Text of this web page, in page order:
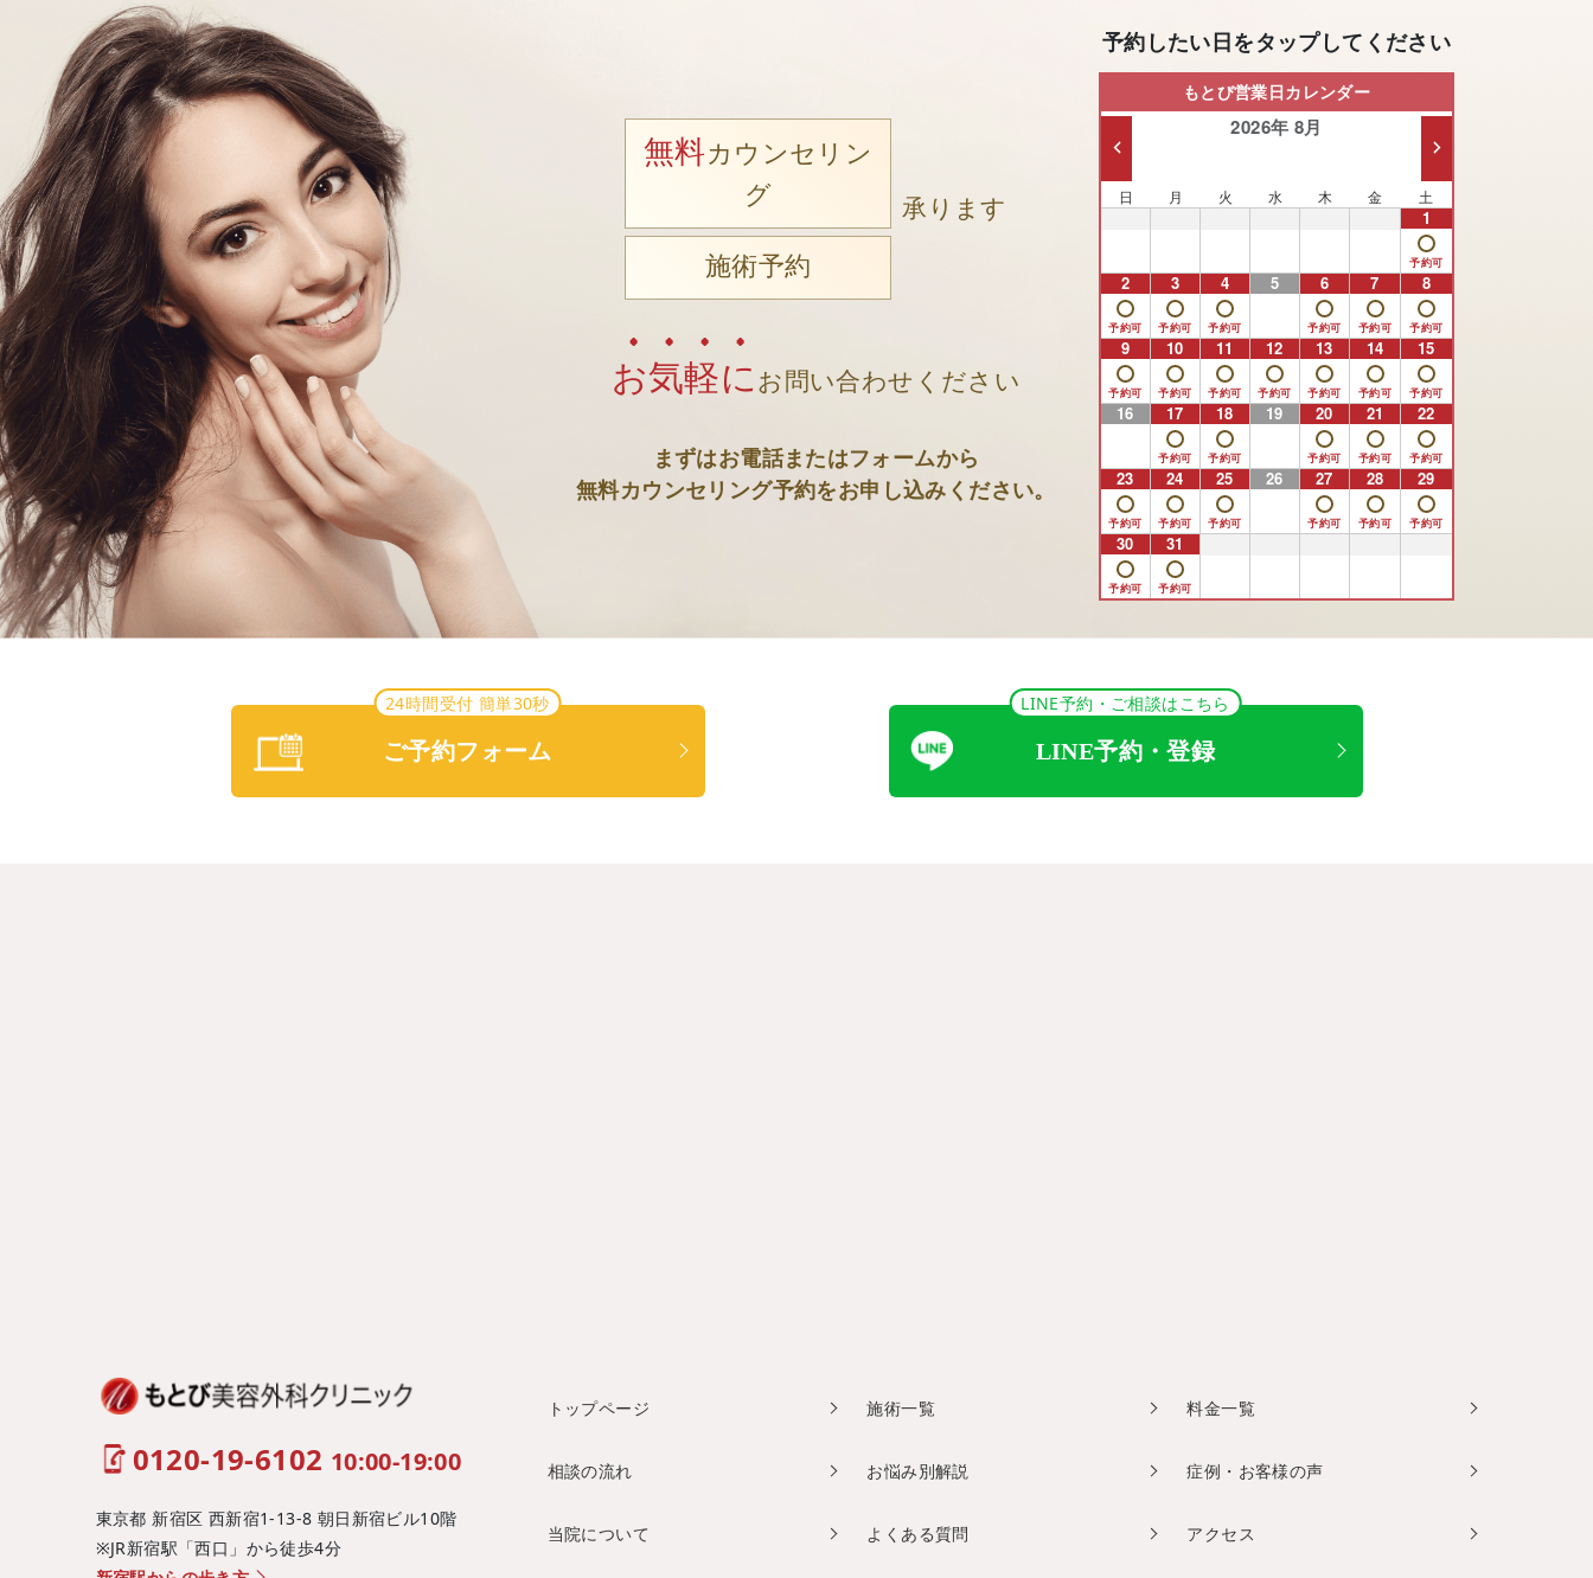
無料カウンセリン
グ
施術予約
承ります
お気軽に お問い合わせください
まずはお電話またはフォームから
無料カウンセリング予約をお申し込みください。
予約したい日をタップしてください
もとび営業日カレンダー
2026年 8月
日 月 火 水 木 金 土
1
2 3 4 5 6 7 8
9 10 11 12 13 14 15
16 17 18 19 20 21 22
23 24 25 26 27 28 29
30 31
24時間受付 簡単30秒
ご予約フォーム
LINE予約・ご相談はこちら
LINE予約・登録
0120-19-6102 10:00-19:00
東京都 新宿区 西新宿1-13-8 朝日新宿ビル10階
※JR新宿駅「西口」から徒歩4分
トップページ 施術一覧 料金一覧
相談の流れ お悩み別解説 症例・お客様の声
当院について よくある質問 アクセス